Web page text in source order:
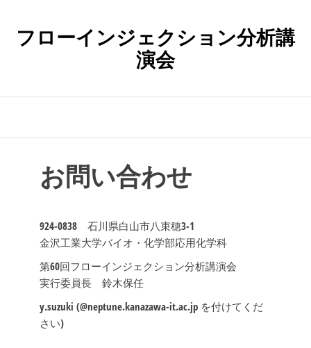
ッ
フローインジェクション分析講
演会
お問い合わせ
924-0838 石川県白山市八束穂3-1
金沢工業大学バイオ・化学部応用化学科
第60回フローインジェクション分析講演会
実行委員長 鈴木保任
y.suzuki (@neptune.kanazawa-it.ac.jp を付けてくだ
さい)